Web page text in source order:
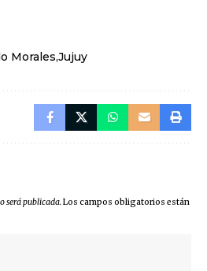
Morales Jujuy
será publicada.Los campos obligatorios están